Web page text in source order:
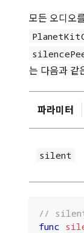
모든 오디오
는 다음과 같
파라미터
silent
//
func